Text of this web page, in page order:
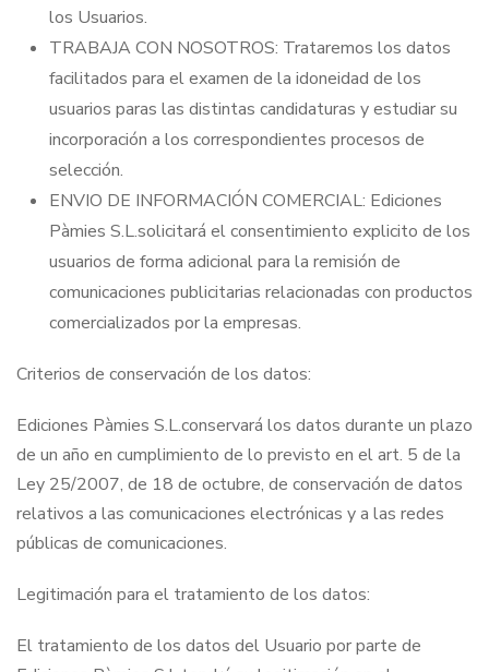
los Usuarios.
TRABAJA CON NOSOTROS: Trataremos los datos
facilitados para el examen de la idoneidad de los
usuarios paras las distintas candidaturas y estudiar su
incorporación a los correspondientes procesos de
selección.
ENVIO DE INFORMACIÓN COMERCIAL: Ediciones
Pàmies S.L.solicitará el consentimiento explicito de los
usuarios de forma adicional para la remisión de
comunicaciones publicitarias relacionadas con productos
comercializados por la empresas.
Criterios de conservación de los datos:
Ediciones Pàmies S.L.conservará los datos durante un plazo
de un año en cumplimiento de lo previsto en el art. 5 de la
Ley 25/2007, de 18 de octubre, de conservación de datos
relativos a las comunicaciones electrónicas y a las redes
públicas de comunicaciones.
Legitimación para el tratamiento de los datos:
El tratamiento de los datos del Usuario por parte de